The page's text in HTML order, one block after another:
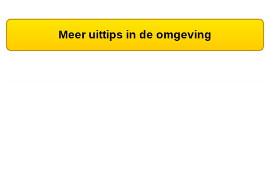
Meer uittips in de omgeving